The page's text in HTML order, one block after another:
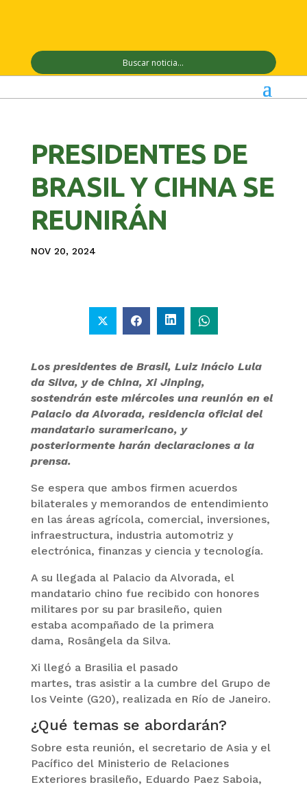
PRESIDENTES DE
BRASIL Y CIHNA SE
REUNIRÁN
NOV 20, 2024
Los presidentes de Brasil, Luiz Inácio Lula
da Silva, y de China, Xi Jinping,
sostendrán este miércoles una reunión en el
Palacio da Alvorada, residencia oficial del
mandatario suramericano, y
posteriormente harán declaraciones a la
prensa.
Se espera que ambos firmen acuerdos
bilaterales y memorandos de entendimiento
en las áreas agrícola, comercial, inversiones,
infraestructura, industria automotriz y
electrónica, finanzas y ciencia y tecnología.
A su llegada al Palacio da Alvorada, el
mandatario chino fue recibido con honores
militares por su par brasileño, quien
estaba acompañado de la primera
dama, Rosângela da Silva.
Xi llegó a Brasilia el pasado
martes, tras asistir a la cumbre del Grupo de
los Veinte (G20), realizada en Río de Janeiro.
¿Qué temas se abordarán?
Sobre esta reunión, el secretario de Asia y el
Pacífico del Ministerio de Relaciones
Exteriores brasileño, Eduardo Paez Saboia,